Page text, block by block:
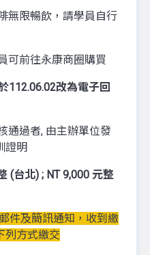
無限暢飲，請學員自行
可前往永康商圈購買
112.06.02改為電子回
過者, 由主辦單位發
證明
(台北) ; NT 9,000 元整
件及簡訊通知，收到繳
列方式繳交